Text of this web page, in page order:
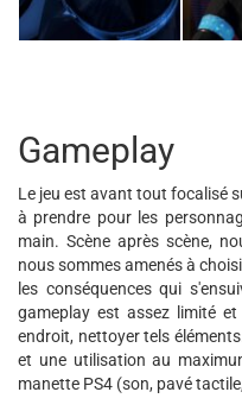
Gameplay
Le jeu est avant tout focalisé
à prendre pour les
main. Scène après scène,
nous sommes amenés à
les conséquences qui
gameplay est assez limité
endroit, nettoyer tels
et une utilisation au
manette PS4 (son, pavé